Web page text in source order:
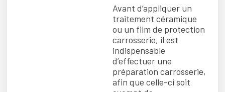
Avant d’appliquer un
traitement céramique
ou un film de protection
carrosserie, il est
indispensable
d’effectuer une
préparation carrosserie,
afin que celle-ci soit